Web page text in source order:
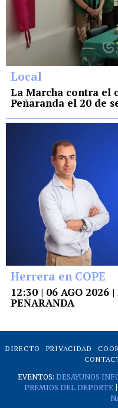
Local
La Marcha contra el
Peñaranda el 20 de
Herrera en COPE
12:30 | 06 AGO 2026 |
PEÑARANDA
DIRECTO PRIVACIDAD
EVENTOS: DESAYUNOS
PREMIOS DEL DEPORTE|